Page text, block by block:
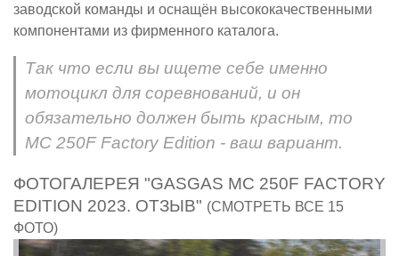
заводской команды и оснащён высококачественными
компонентами из фирменного каталога.
Так что если вы ищете себе именно
мотоцикл для соревнований, и он
обязательно должен быть красным, то
MC 250F Factory Edition - ваш вариант.
ФОТОГАЛЕРЕЯ "GASGAS MC 250F FACTORY
EDITION 2023. ОТЗЫВ" (СМОТРЕТЬ ВСЕ 15
ФОТО)